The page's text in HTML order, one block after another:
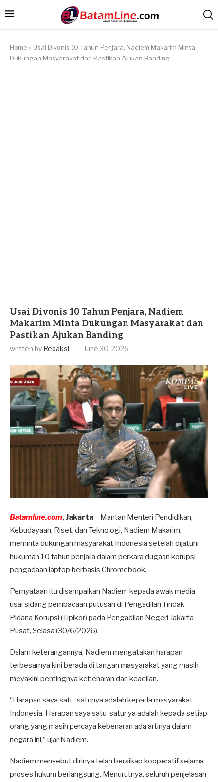
Home » Usai Divonis 10 Tahun Penjara, Nadiem Makarim Minta
Dukungan Masyarakat dan Pastikan Ajukan Banding
Usai Divonis 10 Tahun Penjara, Nadiem
Makarim Minta Dukungan Masyarakat dan
Pastikan Ajukan Banding
written by Redaksi June 30, 2026
Batamline.com, Jakarta– Mantan Menteri Pendidikan,
Kebudayaan, Riset, dan Teknologi, Nadiem Makarim,
meminta dukungan masyarakat Indonesia setelah dijatuhi
hukuman 10 tahun penjara dalam perkara dugaan korupsi
pengadaan laptop berbasis Chromebook.
Pernyataan itu disampaikan Nadiem kepada awak media
usai sidang pembacaan putusan di Pengadilan Tindak
Pidana Korupsi (Tipikor) pada Pengadilan Negeri Jakarta
Pusat, Selasa (30/6/2026).
Dalam keterangannya, Nadiem mengatakan harapan
terbesarnya kini berada di tangan masyarakat yang masih
meyakini pentingnya kebenaran dan keadilan.
“Harapan saya satu-satunya adalah kepada masyarakat
Indonesia. Harapan saya satu-satunya adalah kepada setiap
orang yang masih percaya kebenaran ada artinya dalam
negara ini,” ujar Nadiem.
Nadiem menyebut dirinya telah bersikap kooperatif selama
proses hukum berlangsung. Menurutnya, seluruh penjelasan